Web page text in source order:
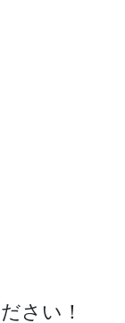
さい！